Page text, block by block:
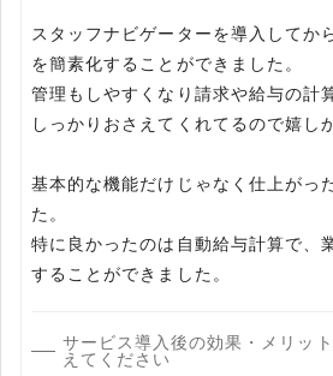
スタッフナビゲーターを導入してか
を簡素化することができました。
管理もしやすくなり請求や給与の計
しっかりおさえてくれてるので嬉し
基本的な機能だけじゃなく仕上がっ
た。
特に良かったのは自動給与計算で、
することができました。
サービス導入後の効果・メリッ
えてください